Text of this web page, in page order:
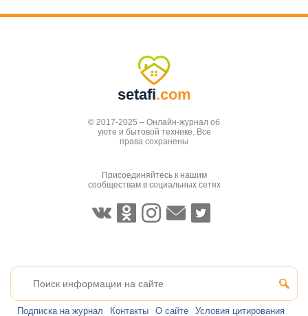
setafi.com
© 2017-2025 – Онлайн-журнал об
уюте и бытовой технике. Все
права сохранены
Присоединяйтесь к нашим
сообществам в социальных сетях
Подписка на журнал Контакты О сайте Условия цитирования